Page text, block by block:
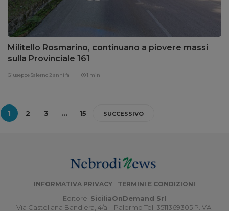
Militello Rosmarino, continuano a piovere massi
sulla Provinciale 161
Giuseppe Salerno 2 anni fa 1 min
1 2 3 … 15 SUCCESSIVO
INFORMATIVA PRIVACY TERMINI E CONDIZIONI
Editore: SiciliaOnDemand Srl
Via Castellana Bandiera, 4/a – Palermo Tel: 3511369305 P.IVA: